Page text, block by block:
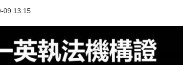
09 13:15